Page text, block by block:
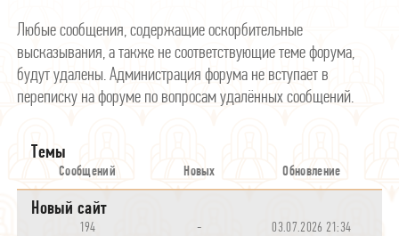
Любые сообщения, содержащие оскорбительные
высказывания, а также не соответствующие теме форума,
будут удалены. Администрация форума не вступает в
переписку на форуме по вопросам удалённых сообщений.
Темы
Сообщений Новых Обновление
Новый сайт
194 - 03.07.2026 21:34